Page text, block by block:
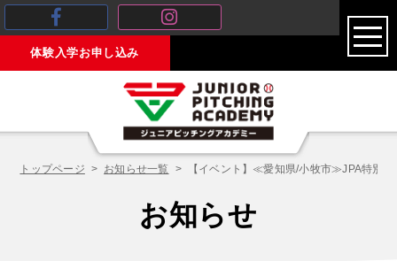
体験入学お申し込み
toggle
トップページ お知らせ一覧 【イベント】≪愛知県/小牧市≫JPA特別
お知らせ